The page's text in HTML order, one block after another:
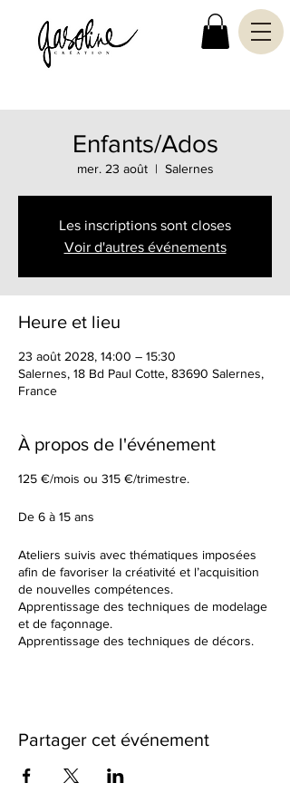
Enfants/Ados
mer. 23 août
  |
Salernes
Les inscriptions sont closes
Voir d'autres événements
Heure et lieu
23 août 2028, 14:00 – 15:30
Salernes, 18 Bd Paul Cotte, 83690 Salernes,
France
À propos de l'événement
125 €/mois ou 315 €/trimestre.
De 6 à 15 ans
Ateliers suivis avec thématiques imposées
afin de favoriser la créativité et l’acquisition
de nouvelles compétences.
Apprentissage des techniques de modelage
et de façonnage.
Apprentissage des techniques de décors.
différente à chaque fois. Nous observerons
cuissons et des différents travails de
Partager cet événement